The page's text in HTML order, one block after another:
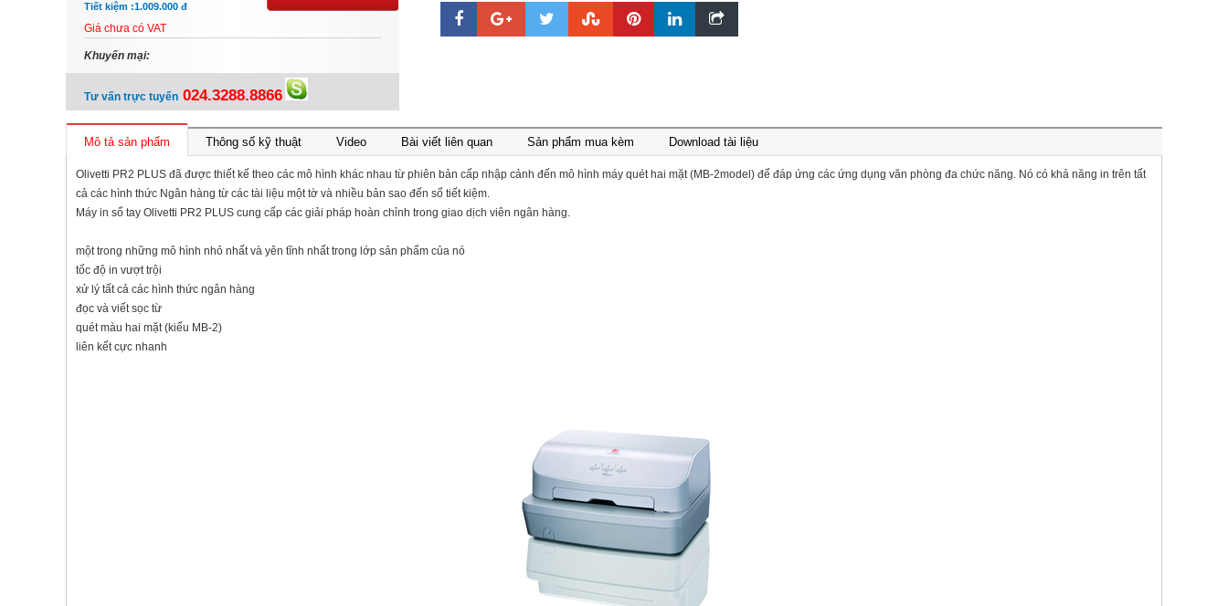
Tiết kiệm :1.009.000 đ
Giá chưa có VAT
Khuyến mại:
Tư vấn trực tuyến 024.3288.8866
Mô tả sản phẩm Thông số kỹ thuật Video Bài viết liên quan Sản phẩm mua kèm Download tài liệu
Olivetti PR2 PLUS đã được thiết kế theo các mô hình khác nhau từ phiên bản cấp nhập cảnh đến mô hình máy quét hai mặt (MB-2model) để đáp ứng các ứng dụng văn phòng đa chức năng. Nó có khả năng in trên tất
cả các hình thức Ngân hàng từ các tài liệu một tờ và nhiều bản sao đến sổ tiết kiệm.
Máy in sổ tay Olivetti PR2 PLUS cung cấp các giải pháp hoàn chỉnh trong giao dịch viên ngân hàng.
một trong những mô hình nhỏ nhất và yên tĩnh nhất trong lớp sản phẩm của nó
tốc độ in vượt trội
xử lý tất cả các hình thức ngân hàng
đọc và viết sọc từ
quét màu hai mặt (kiểu MB-2)
liên kết cực nhanh